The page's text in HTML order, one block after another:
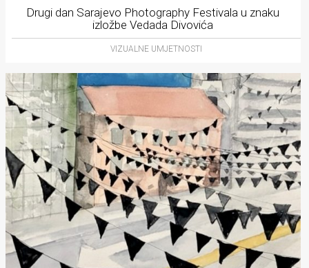
Drugi dan Sarajevo Photography Festivala u znaku
izložbe Vedada Divovića
VIZUALNE UMJETNOSTI